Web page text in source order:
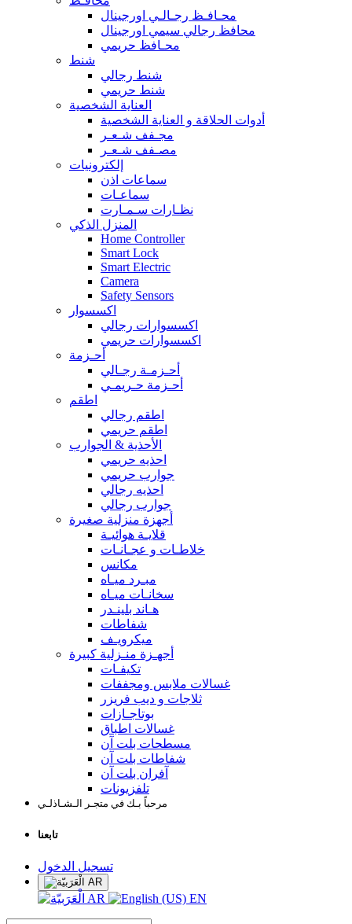
محـافـظ رجـالـي اورجينال
محافظ رجالي سيمي اورجينال
محـافظ حريمي
شنط
شنط رجالي
شنط حريمي
العناية الشخصية
أدوات الحلاقة و العناية الشخصية
مجـفف شـعـر
مصـفف شـعـر
إلكترونيات
سماعات اذن
سماعـات
نظـارات سـمـارت
المنزل الذكي
Home Controller
Smart Lock
Smart Electric
Camera
Safety Sensors
اكسسوار
اكسسوارات رجالي
اكسسوارات حريمي
أحـزمة
أحـزمـة رجـالي
أحـزمة حـريمـي
اطقم
اطقم رجالي
اطقم حريمي
الأحذية & الجوارب
احذيه حريمي
جوارب حريمي
احذيه رجالي
جوارب رجالي
أجهزة منزلية صغيرة
قلايـة هوائيـة
خلاطـات و عجـانـات
مكانس
مبـرد ميـاه
سخانـات ميـاه
هـاند بلينـدر
شفاطات
ميكرويـف
أجهـزة منـزلية كبيرة
تكيفـات
غسالات ملابس ومجففات
ثلاجات و ديب فريزر
بوتاجـازات
غسالات اطباق
مسطحات بلت آن
شفاطات بلت آن
آفران بلت آن
تلفزيونات
مرحباً بـك في متجـر الـشـاذلـي
تابعنا
تسجيل الدخول
AR
AR EN